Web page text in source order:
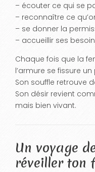
– écouter ce qui se
– reconnaître ce
– se donner la
– accueillir ses
Chaque fois que la
l’armure se fissure un
Son souffle retrouve
Son désir revient
mais bien vivant.
Un voyage
réveiller ton